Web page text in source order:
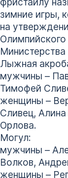
зимние игры,
на
Лыжная
мужчины –
Тимофей
женщины –
Сливец,
Орлова.
Могул:
мужчины –
Волков,
женщины –